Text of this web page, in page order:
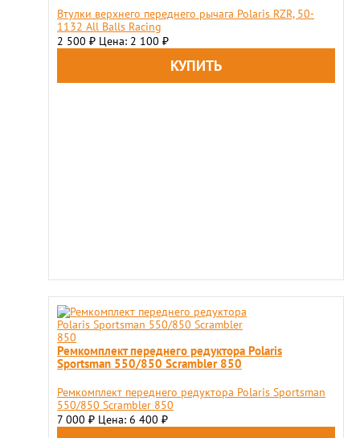
Втулки верхнего переднего рычага Polaris RZR, 50-
1132 All Balls Racing
2 500 ₽ Цена: 2 100 ₽
Ремкомплект переднего редуктора Polaris
Sportsman 550/850 Scrambler 850
Ремкомплект переднего редуктора Polaris Sportsman
550/850 Scrambler 850
7 000 ₽ Цена: 6 400 ₽